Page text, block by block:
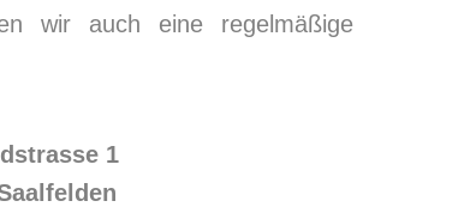
wir auch eine regelmäßige
1